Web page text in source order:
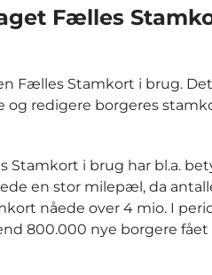
Fælles
Fælles Stamkort i brug.
redigere borgeres
Stamkort i brug har bl.a.
en stor milepæl, da
nåede over 4 mio. I
800.000 nye borgere